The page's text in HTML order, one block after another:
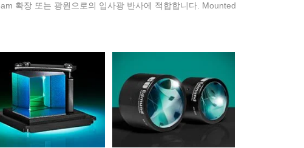
확장 또는 광원으로의 입사광 반사에 적합합니다. Mounted
성품을 공급합니다. Edmund Optics의 Mounted Prism은 광
시스템 결합 옵션을 제공합니다. Mounted Anamorphic
시스템에 Prism을 신속히 결합하는 데 필요한 C-Mount
의 가장 좋은 장착 방법을 결정하는 데 걸리는 시간을 없애